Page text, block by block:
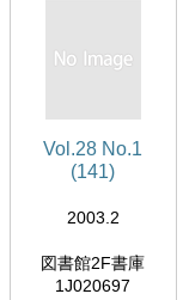
Vol.28 No.1
(141)
2003.2
図書館2F書庫
1J020697